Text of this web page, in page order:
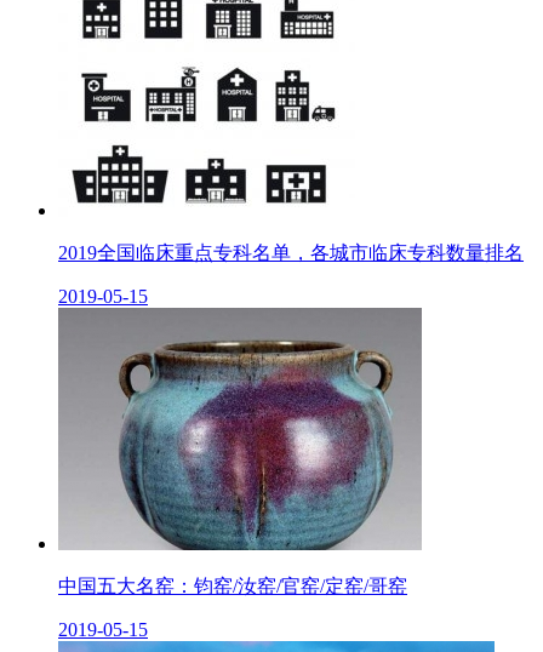
2019全国临床重点专科名单，各城市临床专科数量排名
2019-05-15
中国五大名窑：钧窑/汝窑/官窑/定窑/哥窑
2019-05-15